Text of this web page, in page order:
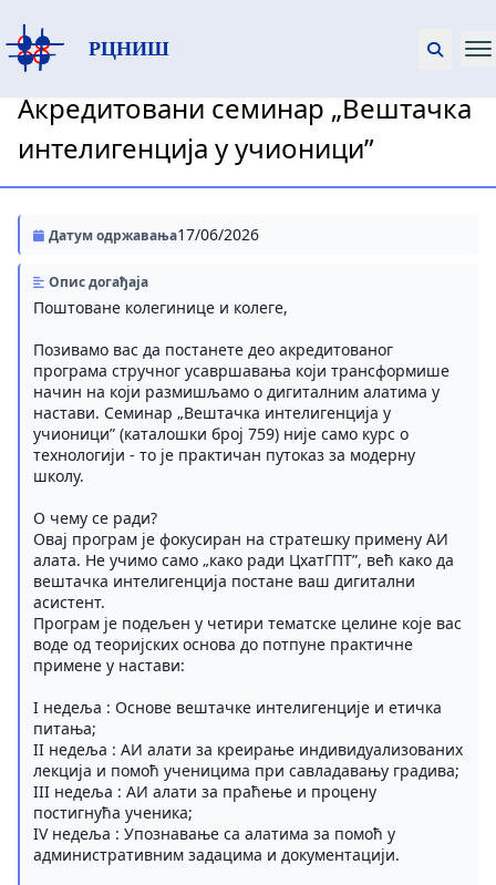
РЦНИШ
Акредитовани семинар „Вештачка
интелигенција у учионици”
Датум одржавања17/06/2026
Опис догађаја
Поштоване колегинице и колеге,
Позивамо вас да постанете део акредитованог
програма стручног усавршавања који трансформише
начин на који размишљамо о дигиталним алатима у
настави. Семинар „Вештачка интелигенција у
учионици” (каталошки број 759) није само курс о
технологији - то је практичан путоказ за модерну
школу.
О чему се ради?
Овај програм је фокусиран на стратешку примену АИ
алата. Не учимо само „како ради ЦхатГПТ”, већ како да
вештачка интелигенција постане ваш дигитални
асистент.
Програм је подељен у четири тематске целине које вас
воде од теоријских основа до потпуне практичне
примене у настави:
I недеља : Основе вештачке интелигенције и етичка
питања;
II недеља : АИ алати за креирање индивидуализованих
лекција и помоћ ученицима при савладавању градива;
III недеља : АИ алати за праћење и процену
постигнућа ученика;
IV недеља : Упознавање са алатима за помоћ у
административним задацима и документацији.